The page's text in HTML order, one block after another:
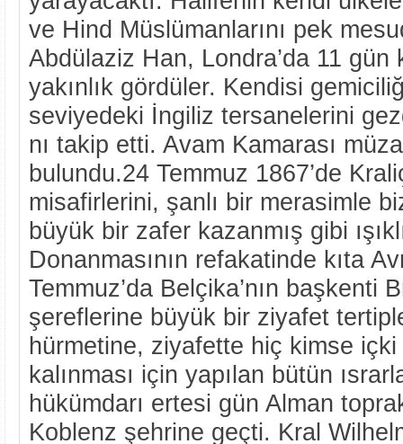
ve Hind Müslümanlarını pek
Abdülaziz Han, Londra’da 11 gün
yakınlık gördüler. Kendisi
seviyedeki İngiliz tersanelerini
nı takip etti. Avam Kamarası
bulundu.24 Temmuz 1867’de
misafirlerini, şanlı bir merasimle
büyük bir zafer kazanmış gibi
Donanmasının refakatinde kıta
Temmuz’da Belçika’nın başkenti
şereflerine büyük bir ziyafet
hürmetine, ziyafette hiç kimse
kalınması için yapılan bütün
hükümdarı ertesi gün Alman
Koblenz şehrine geçti. Kral